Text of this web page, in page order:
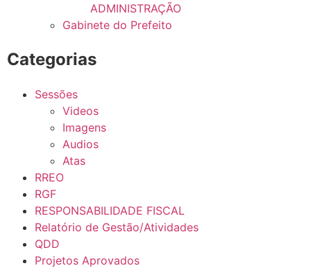
ADMINISTRAÇÃO
Gabinete do Prefeito
Categorias
Sessões
Videos
Imagens
Audios
Atas
RREO
RGF
RESPONSABILIDADE FISCAL
Relatório de Gestão/Atividades
QDD
Projetos Aprovados